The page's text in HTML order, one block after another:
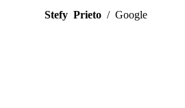
Stefy Prieto / Google